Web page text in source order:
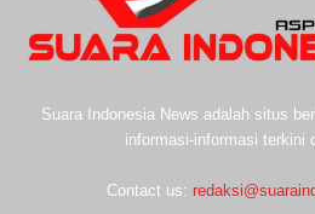
Suara Indonesia News adalah situs
informasi-informasi terkini
Contact us: